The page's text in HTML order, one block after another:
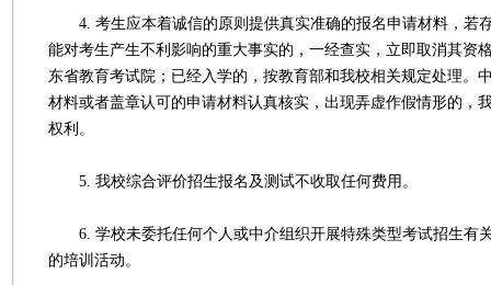
4. 考生应本着诚信的原则提供真实准确的报名申请材料，若
能对考生产生不利影响的重大事实的，一经查实，立即取消其资
东省教育考试院；已经入学的，按教育部和我校相关规定处理。
材料或者盖章认可的申请材料认真核实，出现弄虚作假情形的，
权利。
5. 我校综合评价招生报名及测试不收取任何费用。
6. 学校未委托任何个人或中介组织开展特殊类型考试招生有
的培训活动。